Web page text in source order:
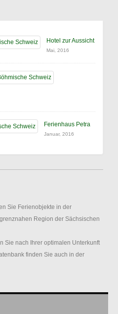
Hotel zur Aussicht
Mai, 2016
Ferienhaus Petra
Januar, 2016
Sie Ferienobjekte in der
Region der Sächsischen
Sie nach Ihrer optimalen Unterkunft
finden Sie auch in der